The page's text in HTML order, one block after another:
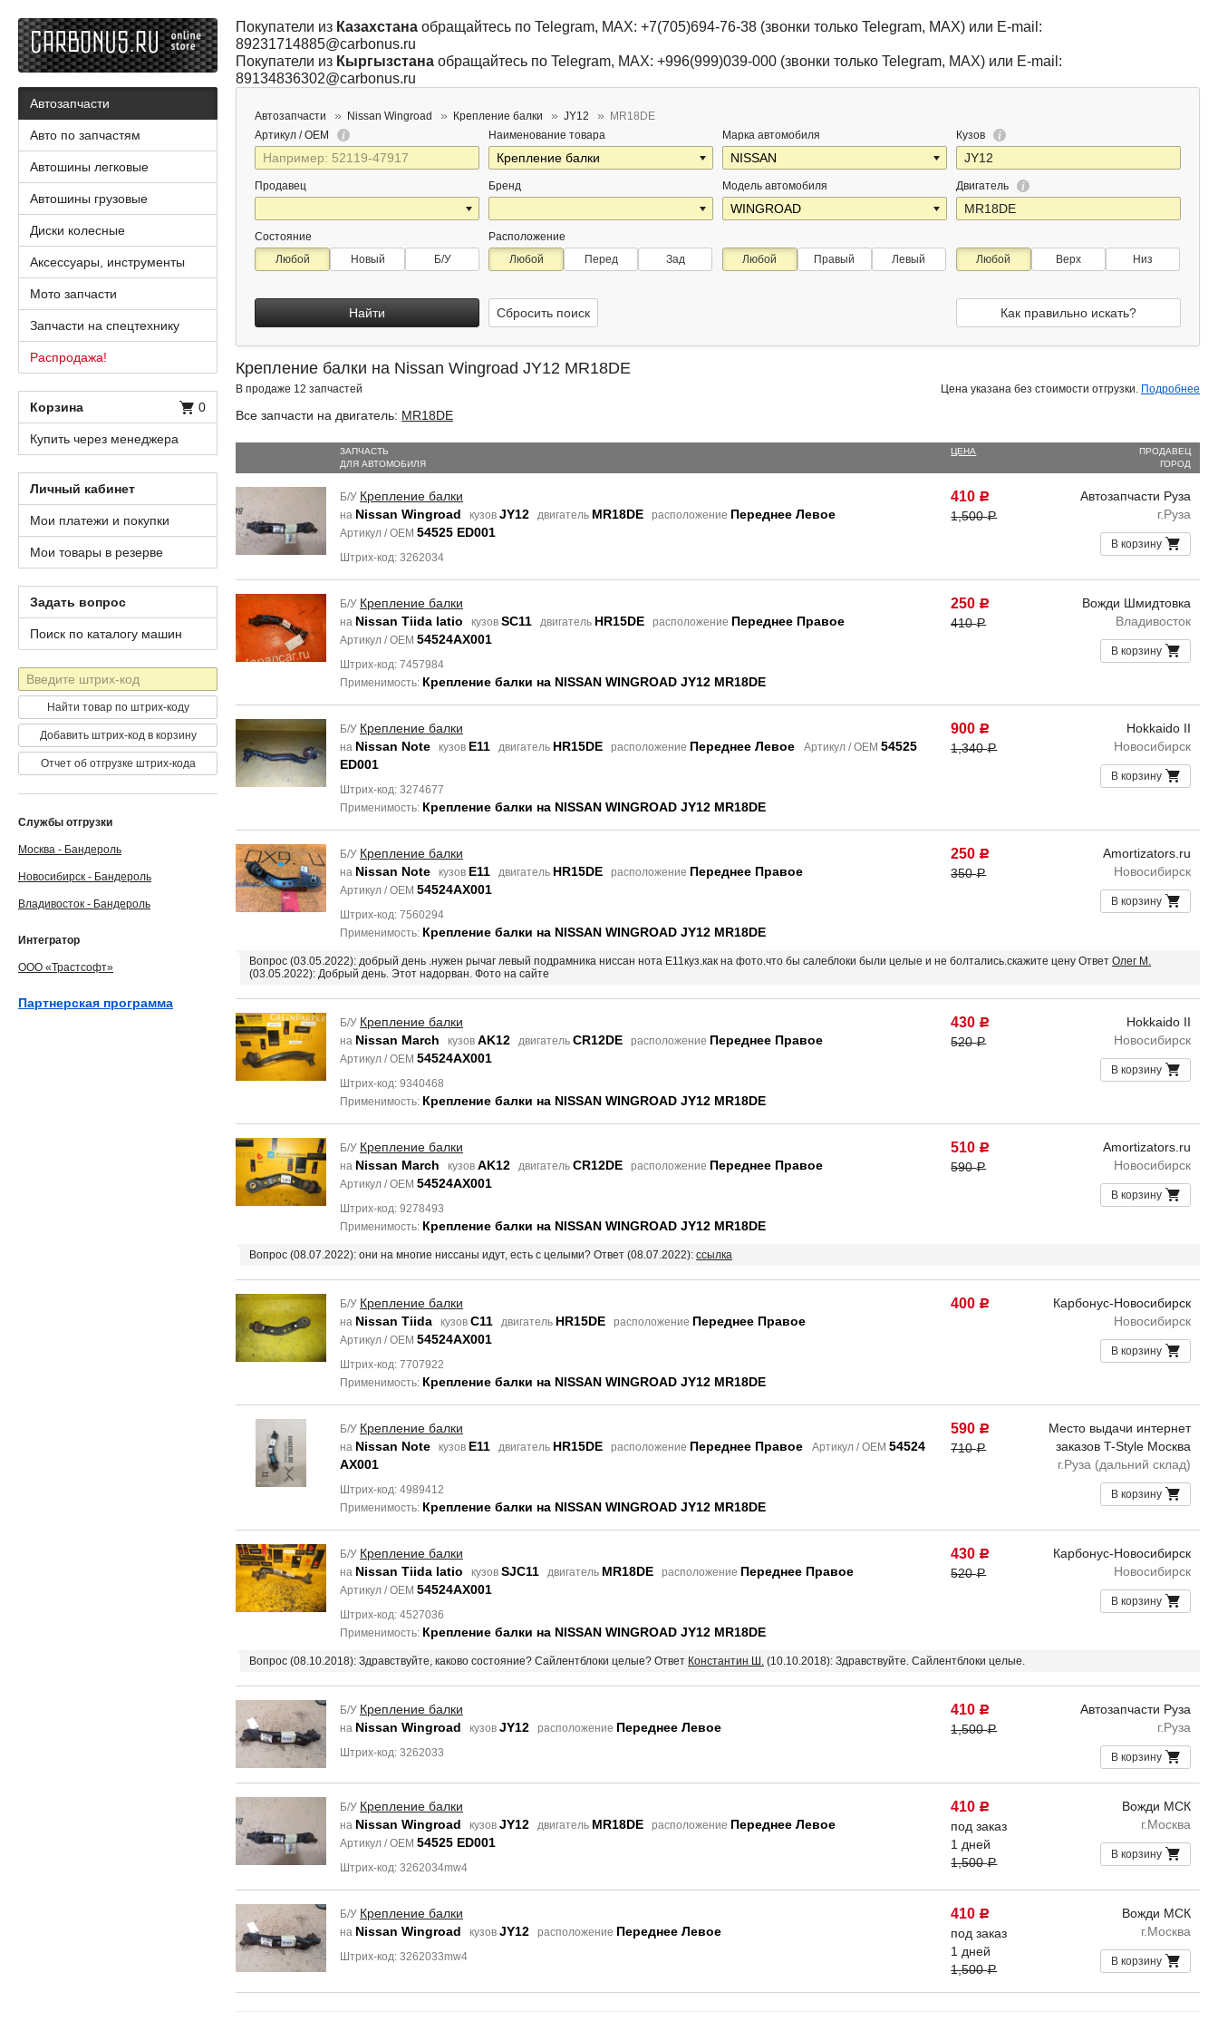
Покупатели из Казахстана обращайтесь по Telegram, MAX: +7(705)694-76-38 (звонки только Telegram, MAX) или E-mail:
89231714885@carbonus.ru
Покупатели из Кыргызстана обращайтесь по Telegram, MAX: +996(999)039-000 (звонки только Telegram, MAX) или E-mail:
89134836302@carbonus.ru
Автозапчасти Nissan Wingroad Крепление балки JY12
MR18DE
Артикул / OEM
Продавец
Наименование товара
Бренд
Марка автомобиля
Модель автомобиля
Кузов
Двигатель
Состояние
Любой
Новый Б/У
Расположение
Любой
Перед Зад Любой Правый Левый Любой Верх Низ
Найти Сбросить поиск Как правильно искать?
Крепление балки на Nissan Wingroad JY12 MR18DE
В продаже 12 запчастей Цена указана без стоимости отгрузки. Подробнее
Все запчасти на двигатель: MR18DE
ЗАПЧАСТЬ
ДЛЯ АВТОМОБИЛЯ
ЦЕНА
ПРОДАВЕЦ
ГОРОД
Б/У Крепление балки
на Nissan Wingroad кузов JY12 двигатель MR18DE расположение Переднее Левое
Артикул / OEM 54525 ED001
Штрих-код: 3262034
410 Р
1,500Р
Автозапчасти Руза
г.Руза
В корзину
Б/У Крепление балки
на Nissan Tiida latio кузов SC11 двигатель HR15DE расположение Переднее Правое
Артикул / OEM 54524AX001
Штрих-код: 7457984
Применимость: Крепление балки на NISSAN WINGROAD JY12 MR18DE
250 Р
410Р
Вожди Шмидтовка
Владивосток
В корзину
Б/У Крепление балки
на Nissan Note кузов E11 двигатель HR15DE расположение Переднее Левое Артикул / OEM 54525
ED001
Штрих-код: 3274677
Применимость: Крепление балки на NISSAN WINGROAD JY12 MR18DE
900 Р
1,340Р
Hokkaido II
Новосибирск
В корзину
Б/У Крепление балки
на Nissan Note кузов E11 двигатель HR15DE расположение Переднее Правое
Артикул / OEM 54524AX001
Штрих-код: 7560294
Применимость: Крепление балки на NISSAN WINGROAD JY12 MR18DE
250 Р
350Р
Amortizators.ru
Новосибирск
В корзину
Вопрос (03.05.2022): добрый день .нужен рычаг левый подрамника ниссан нота Е11куз.как на фото.что бы салеблоки были целые и не болтались.скажите цену Ответ Олег М.
(03.05.2022): Добрый день. Этот надорван. Фото на сайте
Б/У Крепление балки
на Nissan March кузов AK12 двигатель CR12DE расположение Переднее Правое
Артикул / OEM 54524AX001
Штрих-код: 9340468
Применимость: Крепление балки на NISSAN WINGROAD JY12 MR18DE
430 Р
520Р
Hokkaido II
Новосибирск
В корзину
Б/У Крепление балки
на Nissan March кузов AK12 двигатель CR12DE расположение Переднее Правое
Артикул / OEM 54524AX001
Штрих-код: 9278493
Применимость: Крепление балки на NISSAN WINGROAD JY12 MR18DE
510 Р
590Р
Amortizators.ru
Новосибирск
В корзину
Вопрос (08.07.2022): они на многие ниссаны идут, есть с целыми? Ответ (08.07.2022): ссылка
Б/У Крепление балки
на Nissan Tiida кузов C11 двигатель HR15DE расположение Переднее Правое
Артикул / OEM 54524AX001
Штрих-код: 7707922
Применимость: Крепление балки на NISSAN WINGROAD JY12 MR18DE
400 Р
Карбонус-Новосибирск
Новосибирск
В корзину
Б/У Крепление балки
на Nissan Note кузов E11 двигатель HR15DE расположение Переднее Правое Артикул / OEM 54524
AX001
Штрих-код: 4989412
Применимость: Крепление балки на NISSAN WINGROAD JY12 MR18DE
590 Р
710Р
Место выдачи интернет
заказов T-Style Москва
г.Руза (дальний склад)
В корзину
Б/У Крепление балки
на Nissan Tiida latio кузов SJC11 двигатель MR18DE расположение Переднее Правое
Артикул / OEM 54524AX001
Штрих-код: 4527036
Применимость: Крепление балки на NISSAN WINGROAD JY12 MR18DE
430 Р
520Р
Карбонус-Новосибирск
Новосибирск
В корзину
Вопрос (08.10.2018): Здравствуйте, каково состояние? Сайлентблоки целые? Ответ Константин Ш. (10.10.2018): Здравствуйте. Сайлентблоки целые.
Б/У Крепление балки
на Nissan Wingroad кузов JY12 расположение Переднее Левое
Штрих-код: 3262033
410 Р
1,500Р
Автозапчасти Руза
г.Руза
В корзину
Б/У Крепление балки
на Nissan Wingroad кузов JY12 двигатель MR18DE расположение Переднее Левое
Артикул / OEM 54525 ED001
Штрих-код: 3262034mw4
410 Р
под заказ
1 дней
1,500Р
Вожди МСК
г.Москва
В корзину
Б/У Крепление балки
на Nissan Wingroad кузов JY12 расположение Переднее Левое
Штрих-код: 3262033mw4
410 Р
под заказ
1 дней
1,500Р
Вожди МСК
г.Москва
В корзину
Автозапчасти
Авто по запчастям
Автошины легковые
Автошины грузовые
Диски колесные
Аксессуары, инструменты
Мото запчасти
Запчасти на спецтехнику
Распродажа!
Корзина 0
Купить через менеджера
Личный кабинет
Мои платежи и покупки
Мои товары в резерве
Задать вопрос
Поиск по каталогу машин
Штрих-
код
Найти товар по штрих-коду
Добавить штрих-код в корзину
Отчет об отгрузке штрих-кода
Службы отгрузки
Москва - Бандероль
Новосибирск - Бандероль
Владивосток - Бандероль
Интегратор
ООО «Трастсофт»
Партнерская программа